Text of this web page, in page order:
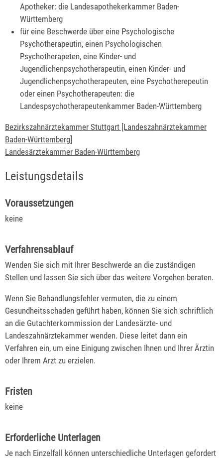
Apotheker: die Landesapothekerkammer Baden-
Württemberg
für eine Beschwerde über eine Psychologische
Psychotherapeutin, einen Psychologischen
Psychotherapeten, eine Kinder- und
Jugendlichenpsychotherapeutin, einen Kinder- und
Jugendlichenpsychotherapeuten, eine Psychotherepeutin
oder einen Psychotherapeuten: die
Landespsychotherapeutenkammer Baden-Württemberg
Bezirkszahnärztekammer Stuttgart [Landeszahnärztekammer
Baden-Württemberg]
Landesärztekammer Baden-Württemberg
Leistungsdetails
Voraussetzungen
keine
Verfahrensablauf
Wenden Sie sich mit Ihrer Beschwerde an die zuständigen
Stellen und lassen Sie sich über das weitere Vorgehen beraten.
Wenn Sie Behandlungsfehler vermuten, die zu einem
Gesundheitsschaden geführt haben, können Sie sich schriftlich
an die Gutachterkommission der Landesärzte- und
Landeszahnärztekammer wenden. Diese leitet dann ein
Verfahren ein, um eine Einigung zwischen Ihnen und Ihrer Ärztin
oder Ihrem Arzt zu erzielen.
Fristen
keine
Erforderliche Unterlagen
Je nach Einzelfall können unterschiedliche Unterlagen gefordert